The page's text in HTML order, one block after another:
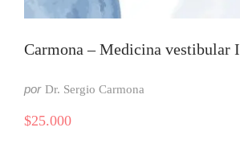
Carmona – Medicina vestibular I
por Dr. Sergio Carmona
$25.000